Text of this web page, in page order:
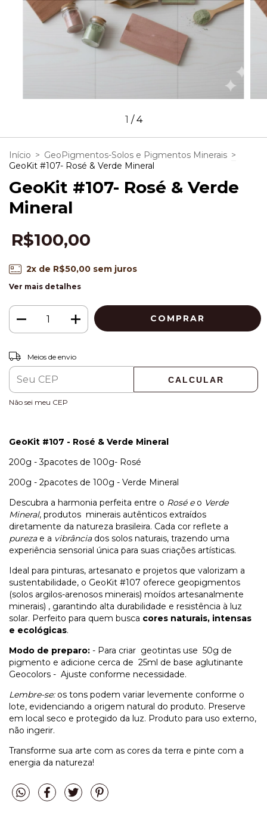
1 /4
Início > GeoPigmentos-Solos e Pigmentos Minerais >
GeoKit #107- Rosé & Verde Mineral
GeoKit #107- Rosé & Verde
Mineral
R$100,00
2x de R$50,00sem juros
Ver mais detalhes
Entregas para o CEP:
Meios de envio
CALCULAR
Não sei meu CEP
GeoKit #107 - Rosé & Verde Mineral
200g - 3pacotes de 100g- Rosé
200g - 2pacotes de 100g - Verde Mineral
Descubra a harmonia perfeita entre o Rosé e o Verde
Mineral, produtos minerais autênticos extraídos
diretamente da natureza brasileira. Cada cor reflete a
purezae a vibrânciados solos naturais, trazendo uma
experiência sensorial única para suas criações artísticas.
Ideal para pinturas, artesanato e projetos que valorizam a
sustentabilidade, o GeoKit #107 oferece geopigmentos
(solos argilos-arenosos minerais) moídos artesanalmente
minerais) , garantindo alta durabilidade e resistência à luz
solar. Perfeito para quem busca cores naturais, intensas
e ecológicas.
Modo de preparo: - Para criar geotintas use 50g de
pigmento e adicione cerca de 25ml de base aglutinante
Geocolors - Ajuste conforme necessidade.
Lembre-se:os tons podem variar levemente conforme o
lote, evidenciando a origem natural do produto. Preserve
em local seco e protegido da luz. Produto para uso externo,
não ingerir.
Transforme sua arte com as cores da terra e pinte com a
energia da natureza!